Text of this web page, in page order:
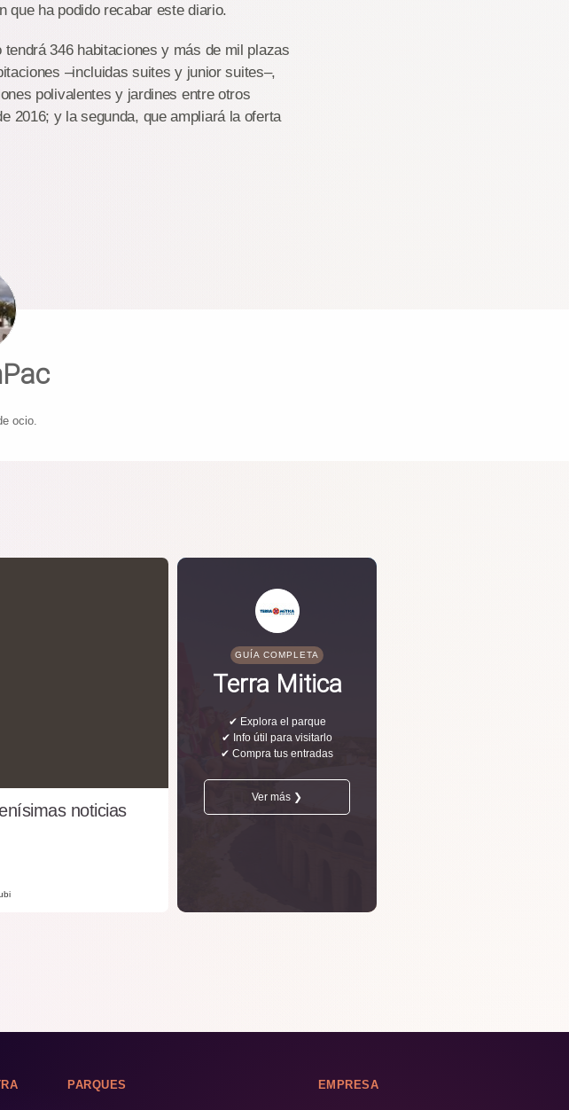
que ha podido recabar este diario.
346 habitaciones y más de mil plazas
–incluidas suites y junior suites–,
polivalentes y jardines entre otros
2016; y la segunda, que ampliará la oferta
ocio.
noticias
GUÍA COMPLETA
Terra Mitica
✔ Explora el parque
✔ Info útil para visitarlo
✔ Compra tus entradas
Ver más ❯
PARQUES EMPRESA